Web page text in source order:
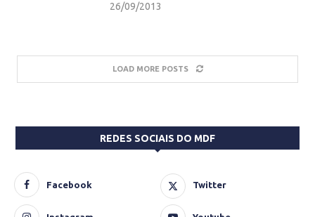
26/09/2013
LOAD MORE POSTS
REDES SOCIAIS DO MDF
Facebook Twitter